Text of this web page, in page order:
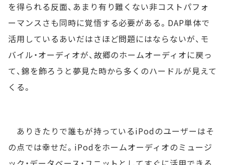
を得られる反面、あまり有り難くない非コストパフォ
ーマンスさも同時に覚悟する必要がある。DAP単体で
活用しているあいだはさほど問題にはならないが、モ
バイル・オーディオが、故郷のホームオーディオに戻っ
て、錦を飾ろうと夢見た時から多くのハードルが見えて
くる。
ありきたりで誰もが持っているiPodのユーザーはそ
の点では幸せだ。iPodをホームオーディオのミュージ